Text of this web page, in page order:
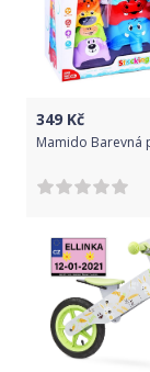
349 Kč